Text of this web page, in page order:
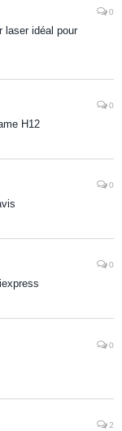
0
laser idéal pour
0
H12
0
0
0
2